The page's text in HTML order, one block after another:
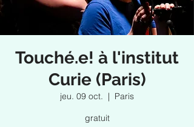
Touché.e! à l'institut
Curie (Paris)
jeu. 09 oct.
  |
Paris
gratuit